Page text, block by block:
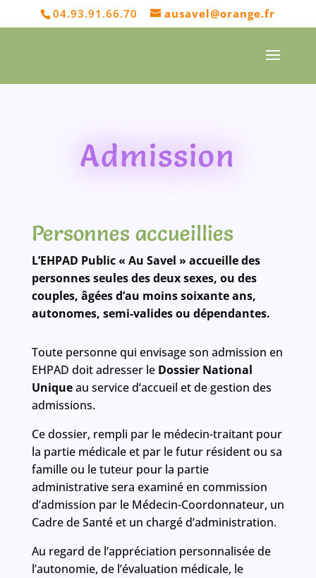
04.93.91.66.70 ausavel@orange.fr
Admission
Personnes accueillies
L’EHPAD Public « Au Savel » accueille des
personnes seules des deux sexes, ou des
couples, âgées d’au moins soixante ans,
autonomes, semi-valides ou dépendantes.
Toute personne qui envisage son admission en
EHPAD doit adresser le Dossier National
Uniqueau service d’accueil et de gestion des
admissions.
Ce dossier, rempli par le médecin-traitant pour
la partie médicale et par le futur résident ou sa
famille ou le tuteur pour la partie
administrative sera examiné en commission
d’admission par le Médecin-Coordonnateur, un
Cadre de Santé et un chargé d’administration.
Au regard de l’appréciation personnalisée de
l’autonomie, de l’évaluation médicale, le